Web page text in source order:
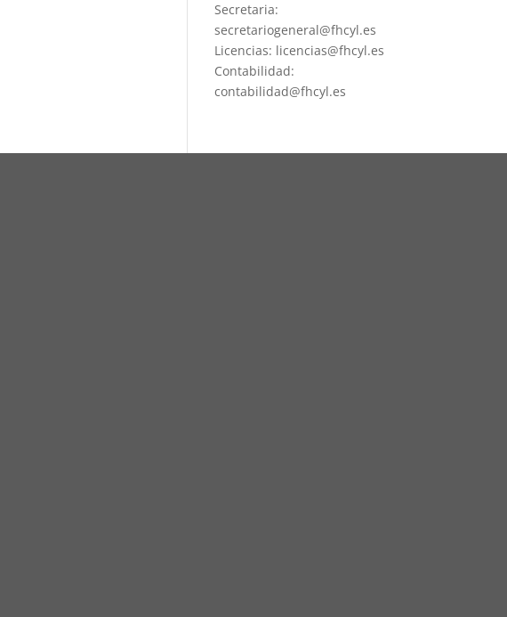
Secretaria:
secretariogeneral@fhcyl.es
Licencias: licencias@fhcyl.es
Contabilidad:
contabilidad@fhcyl.es